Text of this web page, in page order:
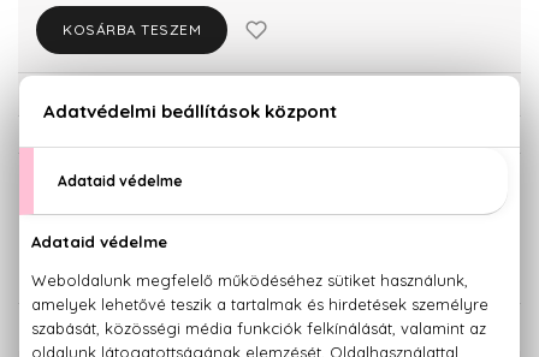
KOSÁRBA TESZEM
KISZERELÉS KIVÁLASZTÁSA
KAPCSOLÓDÓ TERMÉKEK